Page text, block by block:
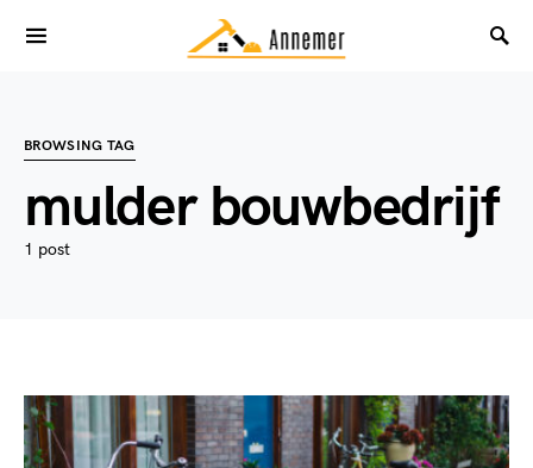
BROWSING TAG
mulder bouwbedrijf
1 post